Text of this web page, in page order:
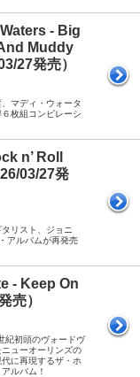
- Big
Muddy
27発売）
マディ・ウォータ
枚組コンピレーシ
n’ Roll
03/27発
リスト、ジョニ
アルバムが再発売
- Keep On
売）
紀初頭のヴォードヴ
ューオーリンズの
に再現するザ・ホ
ルバム！